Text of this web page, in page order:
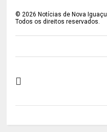
©2026 Notícias de Nova Iguaçu
Todos os direitos reservados.